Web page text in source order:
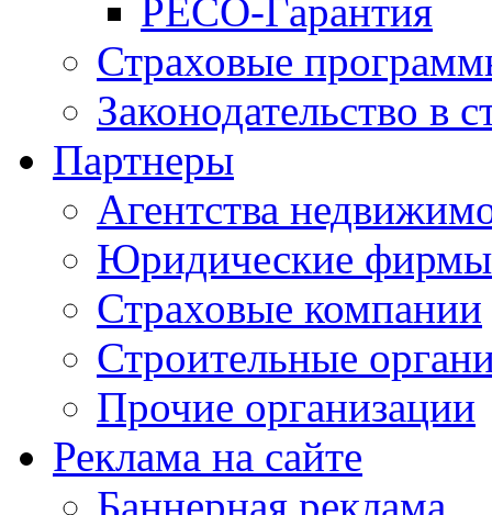
РЕСО-Гарантия
Страховые
Законодательство в
Партнеры
Агентства
Юридические фирмы
Страховые компании
Строительные
Прочие организации
Реклама на сайте